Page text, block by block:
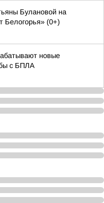
Булановой на
Белогорья» (0+)
новые
с БПЛА